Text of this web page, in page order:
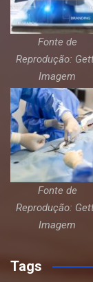
Fonte de
Reprodução:
Imagem
Fonte de
Reprodução:
Imagem
Tags